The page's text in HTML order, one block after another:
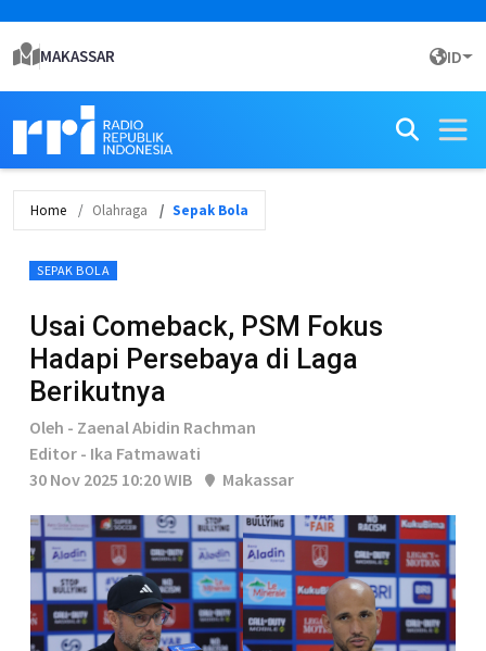
MAKASSAR ID
Home Olahraga Sepak Bola
SEPAK BOLA
Usai Comeback, PSM Fokus
Hadapi Persebaya di Laga
Berikutnya
Oleh - Zaenal Abidin Rachman
Editor - Ika Fatmawati
30 Nov 2025 10:20 WIB
Makassar